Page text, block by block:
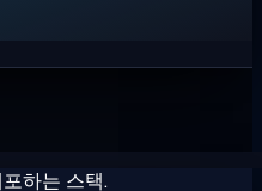
하는 스택.